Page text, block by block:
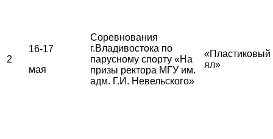
2
16-17
мая
Соревнования
г.Владивостока по
парусному спорту «На
призы ректора МГУ им.
адм. Г.И. Невельского»
«Пластиковый
ял»